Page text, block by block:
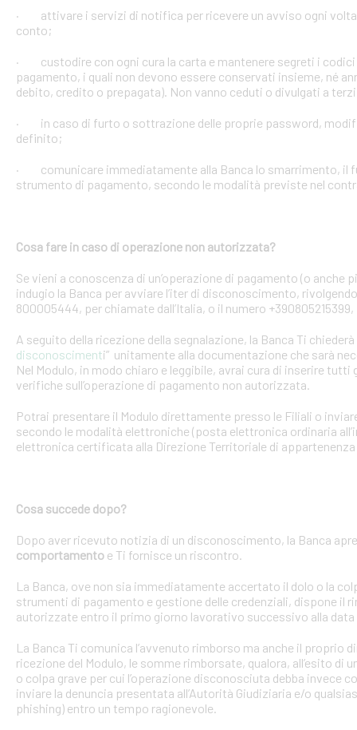
· attivare i servizi di notifica per ricevere un avviso ogni
conto;
· custodire con ogni cura la carta e mantenere segreti i
pagamento, i quali non devono essere conservati insieme, né
debito, credito o prepagata). Non vanno ceduti o divulgati a
· in caso di furto o sottrazione delle proprie password,
definito;
· comunicare immediatamente alla Banca lo smarrimento, il
strumento di pagamento, secondo le modalità previste nel
Cosa fare in caso di operazione non autorizzata?
Se vieni a conoscenza di un’operazione di pagamento (o
indugio la Banca per avviare l’iter di disconoscimento,
800005444, per chiamate dall’Italia, o il numero
A seguito della ricezione della segnalazione, la Banca Ti
disconoscimenti” unitamente alla documentazione che sarà
Nel Modulo, in modo chiaro e leggibile, avrai cura di inserire
verifiche sull’operazione di pagamento non autorizzata.
Potrai presentare il Modulo direttamente presso le Filiali o
secondo le modalità elettroniche (posta elettronica ordinaria
elettronica certificata alla Direzione Territoriale di
Cosa succede dopo?
Dopo aver ricevuto notizia di un disconoscimento, la Banca
comportamento e Ti fornisce un riscontro.
La Banca, ove non sia immediatamente accertato il dolo o la
strumenti di pagamento e gestione delle credenziali, dispone il
autorizzate entro il primo giorno lavorativo successivo alla data
La Banca Ti comunica l’avvenuto rimborso ma anche il proprio
ricezione del Modulo, le somme rimborsate, qualora, all’esito
o colpa grave per cui l’operazione disconosciuta debba invece
inviare la denuncia presentata all’Autorità Giudiziaria e/o
phishing) entro un tempo ragionevole.